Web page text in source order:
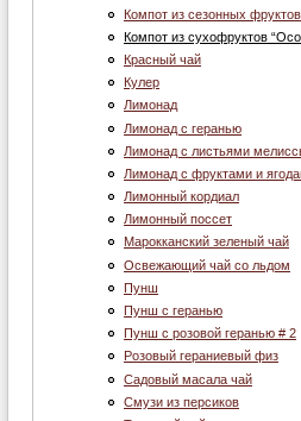
Компот из сезонных фруктов
Компот из сухофруктов
Красный чай
Кулер
Лимонад
Лимонад с геранью
Лимонад с листьями
Лимонад с фруктами и
Лимонный кордиал
Лимонный поссет
Марокканский зеленый чай
Освежающий чай со льдом
Пунш
Пунш с геранью
Пунш с розовой геранью # 2
Розовый гераниевый физ
Садовый масала чай
Смузи из персиков